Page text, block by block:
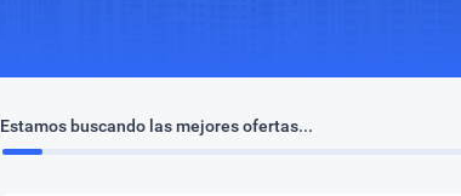
Estamos buscando las mejores ofertas...